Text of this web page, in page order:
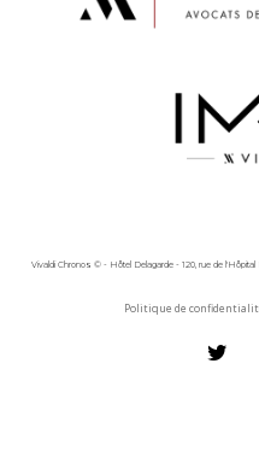
Vivaldi Chronos © - Hôtel Delagarde - 120, rue de
Politique de